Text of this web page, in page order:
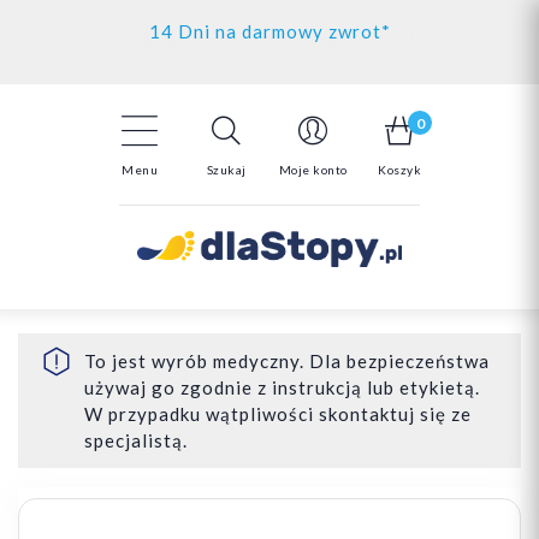
Kontakt
Darmowa dostawa powyżej 150zł
14 Dni na darmowy zwrot*
Menu Szukaj Moje konto
0
Koszyk
To jest wyrób medyczny. Dla bezpieczeństwa
używaj go zgodnie z instrukcją lub etykietą.
W przypadku wątpliwości skontaktuj się ze
specjalistą.